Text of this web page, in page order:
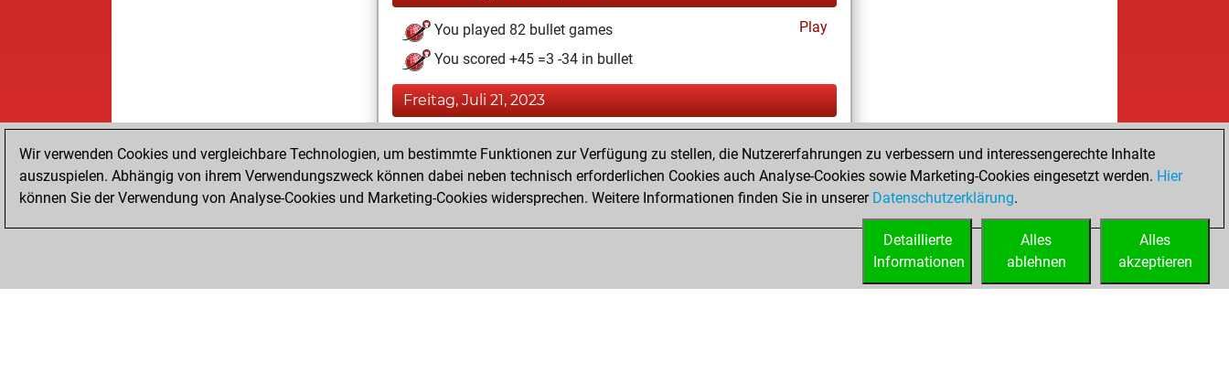
You played 82 bullet games
Play
You scored +45 =3 -34 in bullet
Freitag, Juli 21, 2023
You achieved a new Elo of 1588
You created your Fritz account
Wir verwenden Cookies und vergleichbare Technologien, um bestimmte Funktionen zur Verfügung zu stellen, die Nutzererfahrungen zu verbessern und interessengerechte Inhalte
auszuspielen. Abhängig von ihrem Verwendungszweck können dabei neben technisch erforderlichen Cookies auch Analyse-Cookies sowie Marketing-Cookies eingesetzt werden. Hier
können Sie der Verwendung von Analyse-Cookies und Marketing-Cookies widersprechen. Weitere Informationen finden Sie in unserer Datenschutzerklärung.
Alles
akzeptieren
Alles
ablehnen
Detaillierte
Informationen